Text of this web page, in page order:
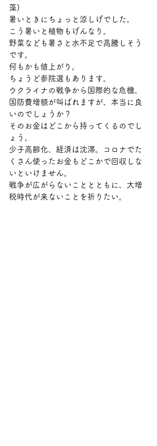
藻)
暑いときにちょっと涼しげでした。
こう暑いと植物もげんなり。
野菜なども暑さと水不足で高騰しそう
です。
何もかも値上がり。
ちょうど参院選もあります。
ウクライナの戦争から国際的な危機、
国防費増額が叫ばれますが、本当に良
いのでしょうか？
そのお金はどこから持ってくるのでし
ょう。
少子高齢化、経済は沈滞。コロナでた
くさん使ったお金もどこかで回収しな
いといけません。
戦争が広がらないこととともに、大増
税時代が来ないことを祈りたい。